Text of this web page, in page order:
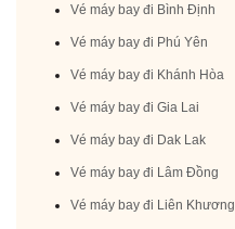
Vé máy bay đi Bình Định
Vé máy bay đi Phú Yên
Vé máy bay đi Khánh Hòa
Vé máy bay đi Gia Lai
Vé máy bay đi Dak Lak
Vé máy bay đi Lâm Đồng
Vé máy bay đi Liên Khương